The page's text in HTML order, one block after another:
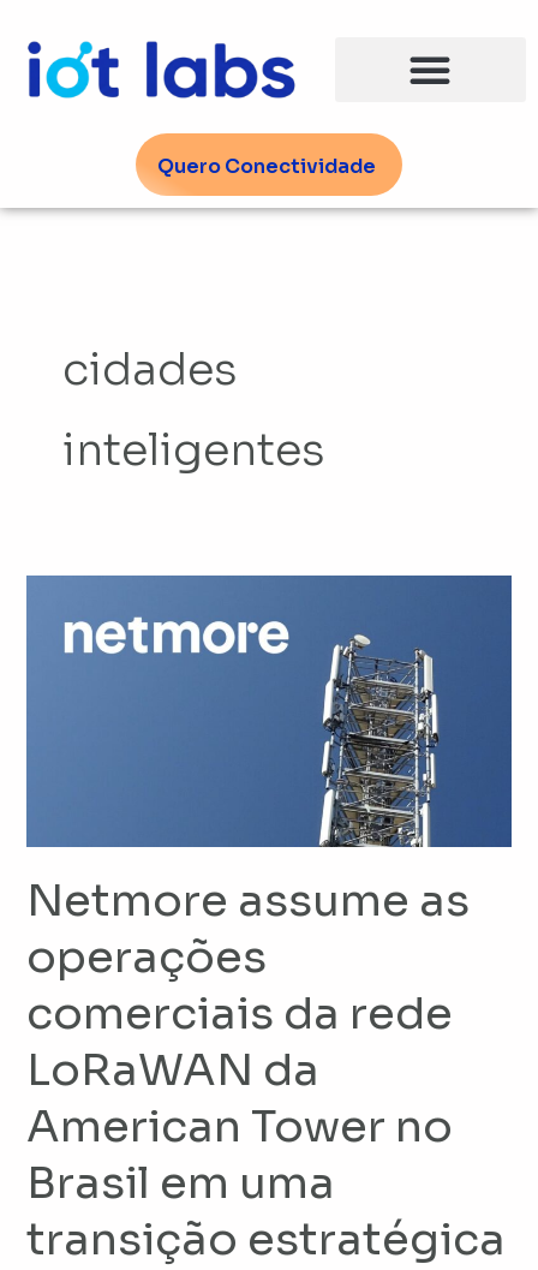
para
Quero Conectividade
cidades
inteligentes
Netmore assume as
operações
comerciais da rede
LoRaWAN da
American Tower no
Brasil em uma
transição estratégica
assume
da
American
Tower
no
Brasil
em
transição
estratégica